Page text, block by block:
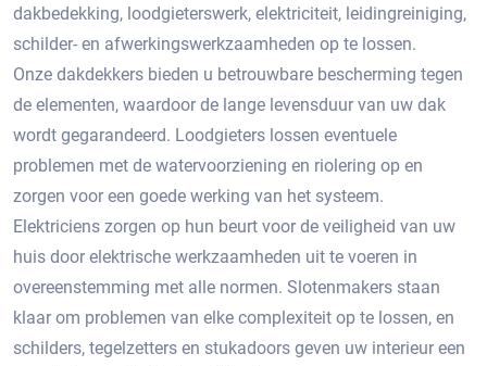
dakbedekking, loodgieterswerk, elektriciteit, leidingreiniging,
schilder- en afwerkingswerkzaamheden op te lossen.
Onze dakdekkers bieden u betrouwbare bescherming tegen
de elementen, waardoor de lange levensduur van uw dak
wordt gegarandeerd. Loodgieters lossen eventuele
problemen met de watervoorziening en riolering op en
zorgen voor een goede werking van het systeem.
Elektriciens zorgen op hun beurt voor de veiligheid van uw
huis door elektrische werkzaamheden uit te voeren in
overeenstemming met alle normen. Slotenmakers staan ​​
klaar om problemen van elke complexiteit op te lossen, en
schilders, tegelzetters en stukadoors geven uw interieur een